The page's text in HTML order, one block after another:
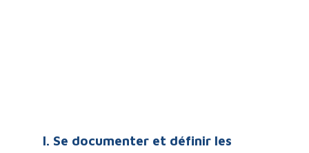
I. Se documenter et définir les